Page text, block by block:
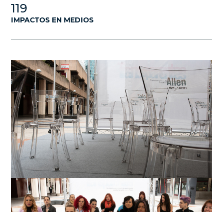
119
IMPACTOS EN MEDIOS